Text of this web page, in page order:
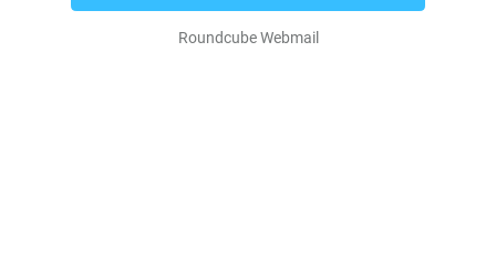
Roundcube Webmail